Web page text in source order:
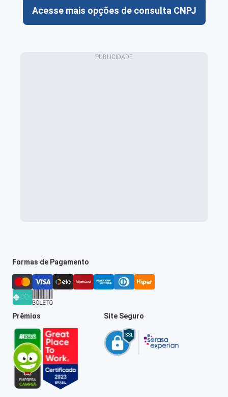
Acesse mais opções de consulta CNPJ
Formas de Pagamento
Prêmios Site Seguro